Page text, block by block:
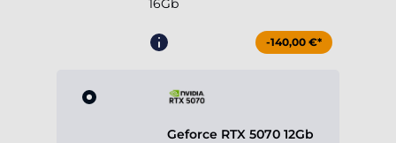
16Gb
-140,00 €*
Geforce RTX 5070 12Gb